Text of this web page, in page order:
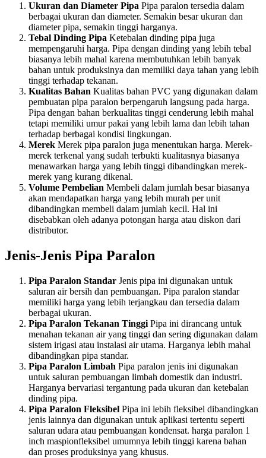
Ukuran dan Diameter Pipa Pipa paralon tersedia dalam
berbagai ukuran dan diameter. Semakin besar ukuran dan
diameter pipa, semakin tinggi harganya.
Tebal Dinding Pipa Ketebalan dinding pipa juga
mempengaruhi harga. Pipa dengan dinding yang lebih tebal
biasanya lebih mahal karena membutuhkan lebih banyak
bahan untuk produksinya dan memiliki daya tahan yang lebih
tinggi terhadap tekanan.
Kualitas Bahan Kualitas bahan PVC yang digunakan dalam
pembuatan pipa paralon berpengaruh langsung pada harga.
Pipa dengan bahan berkualitas tinggi cenderung lebih mahal
tetapi memiliki umur pakai yang lebih lama dan lebih tahan
terhadap berbagai kondisi lingkungan.
Merek Merek pipa paralon juga menentukan harga. Merek-
merek terkenal yang sudah terbukti kualitasnya biasanya
menawarkan harga yang lebih tinggi dibandingkan merek-
merek yang kurang dikenal.
Volume Pembelian Membeli dalam jumlah besar biasanya
akan mendapatkan harga yang lebih murah per unit
dibandingkan membeli dalam jumlah kecil. Hal ini
disebabkan oleh adanya potongan harga atau diskon dari
distributor.
Jenis-Jenis Pipa Paralon
Pipa Paralon Standar Jenis pipa ini digunakan untuk
saluran air bersih dan pembuangan. Pipa paralon standar
memiliki harga yang lebih terjangkau dan tersedia dalam
berbagai ukuran.
Pipa Paralon Tekanan Tinggi Pipa ini dirancang untuk
menahan tekanan air yang tinggi dan sering digunakan dalam
sistem irigasi atau instalasi air utama. Harganya lebih mahal
dibandingkan pipa standar.
Pipa Paralon Limbah Pipa paralon jenis ini digunakan
untuk saluran pembuangan limbah domestik dan industri.
Harganya bervariasi tergantung pada ukuran dan ketebalan
dinding pipa.
Pipa Paralon Fleksibel Pipa ini lebih fleksibel dibandingkan
jenis lainnya dan digunakan untuk aplikasi tertentu seperti
saluran udara atau pembuangan kondensat. harga paralon 1
inch maspionfleksibel umumnya lebih tinggi karena bahan
dan proses produksinya yang khusus.